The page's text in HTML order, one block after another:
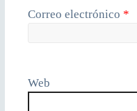
Correo electrónico *
Web